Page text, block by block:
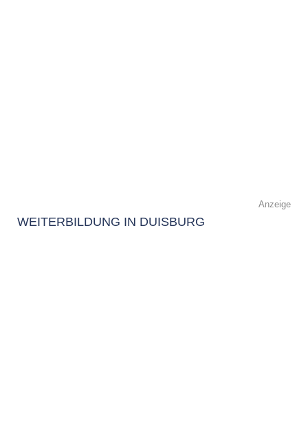
Anzeige
WEITERBILDUNG IN DUISBURG